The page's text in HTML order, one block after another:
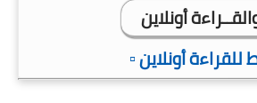
أونلاين
أونلاين ▫️